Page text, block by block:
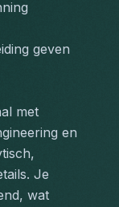
geven
met
en
Je
wat